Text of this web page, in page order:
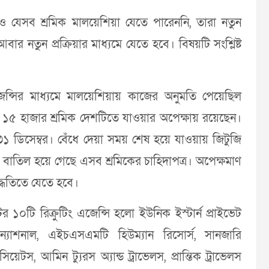
যেসব শ্রমিক মালয়েশিয়া যেতে পারেননি, তারা নতুন
প্রক্রিয়ার মাধ্যমে যেতে হবে। বিষয়টি সংশ্লিষ্ট
মাধ্যমে মালয়েশিয়ায় কাজের অনুমতি পেয়েছিল
হাজার শ্রমিক দেশটিতে যাওয়ার অপেক্ষায় রয়েছেন।
ডিসেম্বর। বেঁধে দেয়া সময় শেষ হয়ে যাওয়ায় জিটুজি
হয়ে গেছে এসব শ্রমিকের চাহিদাপত্র। অপেক্ষমাণ
যেতে হবে।
১০টি রিক্রুটিং এজেন্সি হলো ইউনিক ইস্টার্ন প্রাইভেট
এইচএসএমটি হিউম্যান রিসোর্স, সানজারি
আমিন ট্যুরস অ্যান্ড ট্রাভেলস, প্রান্তিক ট্রাভেলস